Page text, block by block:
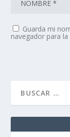
Guarda mi
navegador para